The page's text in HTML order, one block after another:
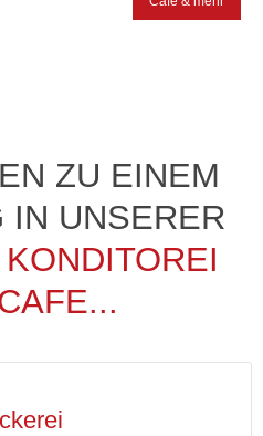
ZU EINEM
IN UNSERER
KONDITOREI